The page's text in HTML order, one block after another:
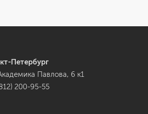
Петербург
Павлова, 6 к1
200-95-55